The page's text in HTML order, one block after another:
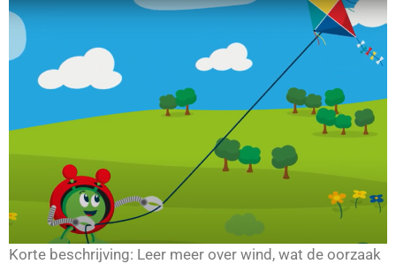
Korte beschrijving: Leer meer over wind, wat de oorzaak